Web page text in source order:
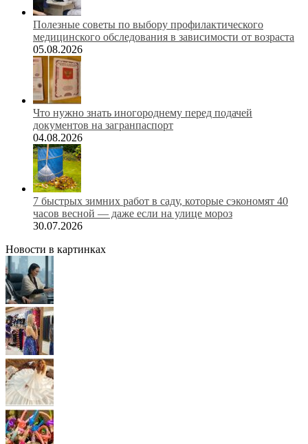
Полезные советы по выбору профилактического
медицинского обследования в зависимости от возраста
05.08.2026
Что нужно знать иногороднему перед подачей
документов на загранпаспорт
04.08.2026
7 быстрых зимних работ в саду, которые сэкономят 40
часов весной — даже если на улице мороз
30.07.2026
Новости в картинках